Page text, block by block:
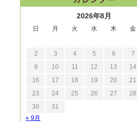
2026年8月
日 月 火 水 木 金
2
3 4 5 6 7
9
10 11 12 13 14
16
17 18 19 20 21
23
24 25 26 27 28
30
31
« 9月